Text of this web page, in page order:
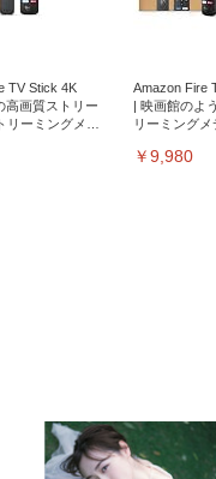
TV Stick 4K
高画質ストリー
リーミングメデ
Amazon Fire
| 映画館のよ
リーミングメ
￥9,980
スチェア デスク
ない テレワーク
バックレスト 30
Sezlife オフ
チェア 疲れ
チェア 強化
ーミングモ
充電フッ
）
【整備済み品】Dell
E2724HS 27インチ
ニター フル
HD（1920×1080）
イフ ネオ・オム
26枚入り 単品
Smart
ック) 【
Smart Basic